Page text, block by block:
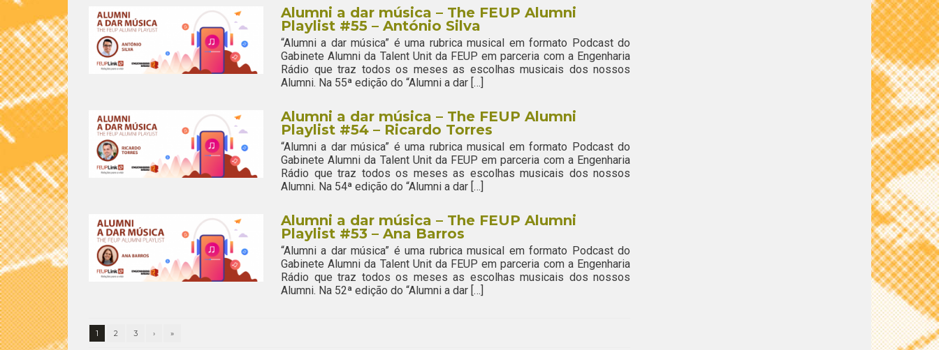
Alumni a dar música – The FEUP Alumni
Playlist #55 – António Silva
“Alumni a dar música” é uma rubrica musical em formato Podcast do
Gabinete Alumni da Talent Unit da FEUP em parceria com a Engenharia
Rádio que traz todos os meses as escolhas musicais dos nossos
Alumni. Na 55ª edição do “Alumni a dar […]
Alumni a dar música – The FEUP Alumni
Playlist #54 – Ricardo Torres
“Alumni a dar música” é uma rubrica musical em formato Podcast do
Gabinete Alumni da Talent Unit da FEUP em parceria com a Engenharia
Rádio que traz todos os meses as escolhas musicais dos nossos
Alumni. Na 54ª edição do “Alumni a dar […]
Alumni a dar música – The FEUP Alumni
Playlist #53 – Ana Barros
“Alumni a dar música” é uma rubrica musical em formato Podcast do
Gabinete Alumni da Talent Unit da FEUP em parceria com a Engenharia
Rádio que traz todos os meses as escolhas musicais dos nossos
Alumni. Na 52ª edição do “Alumni a dar […]
1 2 3 › »